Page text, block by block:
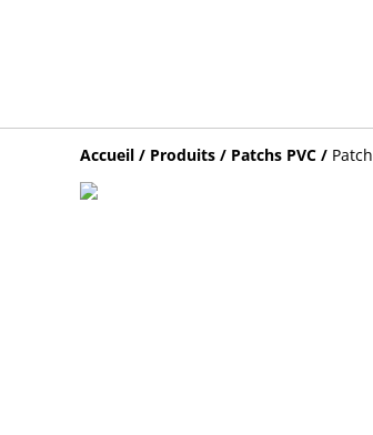
Accueil / Produits / Patchs PVC /